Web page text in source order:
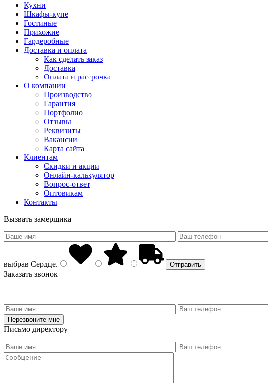
Кухни
Шкафы-купе
Гостиные
Прихожие
Гардеробные
Доставка и оплата
Как сделать заказ
Доставка
Оплата и рассрочка
О компании
Производство
Гарантия
Портфолио
Отзывы
Реквизиты
Вакансии
Карта сайта
Клиентам
Скидки и акции
Онлайн-калькулятор
Вопрос-ответ
Оптовикам
Контакты
Вызвать замерщика
выбрав Сердце.
Заказать звонок
Письмо директору